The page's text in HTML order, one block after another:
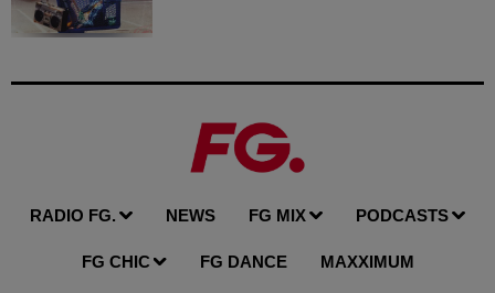
RADIO FG. NEWS FG MIX PODCASTS
FG CHIC FG DANCE MAXXIMUM